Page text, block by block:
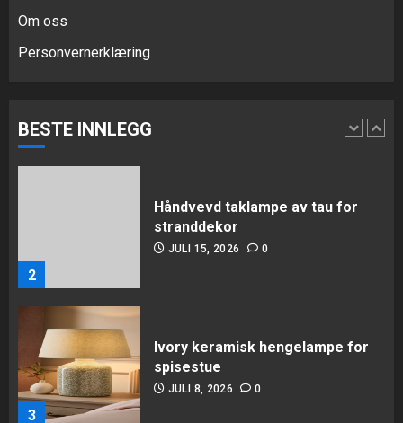
Om oss
Personvernerklæring
BESTE INNLEGG
2
3
Ivory keramisk hengelampe for
spisestue
JULI 8, 2026 0
4
Tropisk bambusbordlampe for
resort-soverom
JULI 1, 2026 0